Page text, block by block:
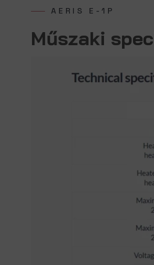
AERIS E-1P
Műszaki